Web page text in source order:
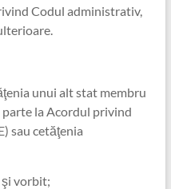
Codul administrativ,
unui alt stat membru
la Acordul privind
sau cetăţenia
şi vorbit;